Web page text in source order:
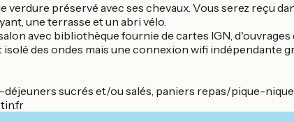
verdure préservé avec ses chevaux. Vous serez reçu
une terrasse et un abri vélo.
avec bibliothèque fournie de cartes IGN,
isolé des ondes mais une connexion wifi indépendante
déjeuners sucrés et/ou salés, paniers repas/pique-